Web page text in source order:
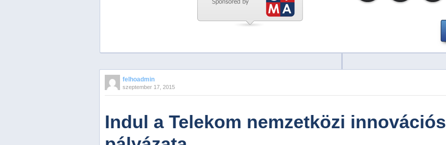
PreviousNextStop
2
5
felhoadmin
szeptember 17, 2015
Indul a Telekom nemzetközi innovációs